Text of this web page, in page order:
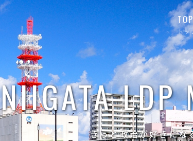
TOP
トッ
NIIGATA LDP
きっと政治が好きにな